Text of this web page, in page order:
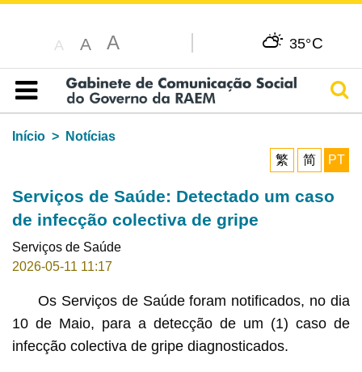
A A A 35°C
Índice
Início
Notícias
繁
简 PT
Serviços de Saúde: Detectado um caso
de infecção colectiva de gripe
Serviços de Saúde
2026-05-11 11:17
Os Serviços de Saúde foram notificados, no dia
10 de Maio, para a detecção de um (1) caso de
infecção colectiva de gripe diagnosticados.